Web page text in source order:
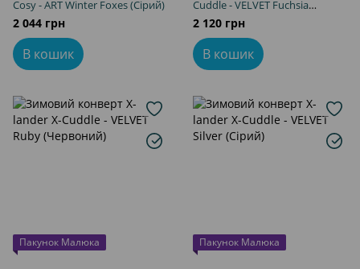
Cosy - ART Winter Foxes (Сірий)
2 044 грн
В кошик
Cuddle - VELVET Fuchsia
(Рожевий)
2 120 грн
В кошик
Пакунок Малюка Пакунок Малюка